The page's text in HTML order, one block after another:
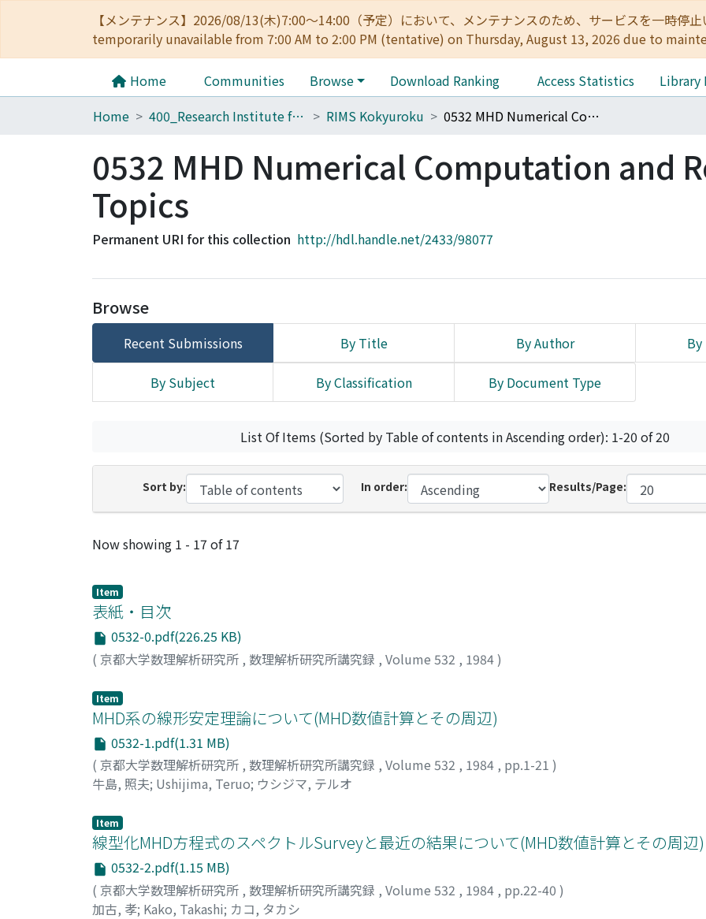
【メンテナンス】2026/08/13(木)7:00～14:00（予定）において、メンテナンスのため、サービスを一時
temporarily unavailable from 7:00 AM to 2:00 PM (tentative) on Thursday, August 13, 2026 due to
Home Communities Browse Download Ranking Access Statistics
Library
Home
400_Research Institute for Mathematical Sciences RIMS Kokyuroku 0532 MHD Numerical Computation and Related Topics
0532 MHD Numerical Computation and
Topics
Permanent URI for this collection http://hdl.handle.net/2433/98077
Browse
Recent Submissions By Title By Author By
By Subject By Classification By Document Type
List Of Items (Sorted by Table of contents in Ascending order): 1-20 of 20
Sort by: In order: Results/Page:
Recent Submissions
Now showing 1 - 17 of 17
Item
表紙・目次
0532-0.pdf(226.25 KB)
( 京都大学数理解析研究所 , 数理解析研究所講究録 , Volume 532 , 1984)
Item
MHD系の線形安定理論について(MHD数値計算とその周辺)
0532-1.pdf(1.31 MB)
( 京都大学数理解析研究所 , 数理解析研究所講究録 , Volume 532 , 1984 , pp.1-21 )
牛島, 照夫; Ushijima, Teruo; ウシジマ, テルオ
Item
線型化MHD方程式のスペクトルSurveyと最近の結果について(MHD数値計算とその周辺)
0532-2.pdf(1.15 MB)
( 京都大学数理解析研究所 , 数理解析研究所講究録 , Volume 532 , 1984 , pp.22-40 )
加古, 孝; Kako, Takashi; カコ, タカシ